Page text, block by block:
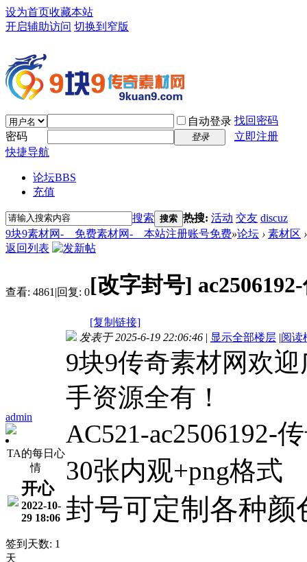
设为首页收藏本站
开启辅助访问 切换到窄版
自动登录 找回密码
密码
登录
立即注册
快捷导航
论坛BBS
充值
搜索 搜索 热搜: 活动 交友 discuz
9块9素材网-＿免费素材网-＿本站注册账号免费»论坛 › 素材区 ›
返回列表
查看: 4861 |回复: 0[改字封号]
[复制链接]
admin
TA的每日心
情
开心
2022-10-
29 18:06
签到天数: 1
天
发表于 2025-6-19 22:06:46 | 显示全部楼层 |阅读
9块9传奇素材网欢
手资源全有！
AC521-ac2506192-
30张内观+png格式
封号可定制各种